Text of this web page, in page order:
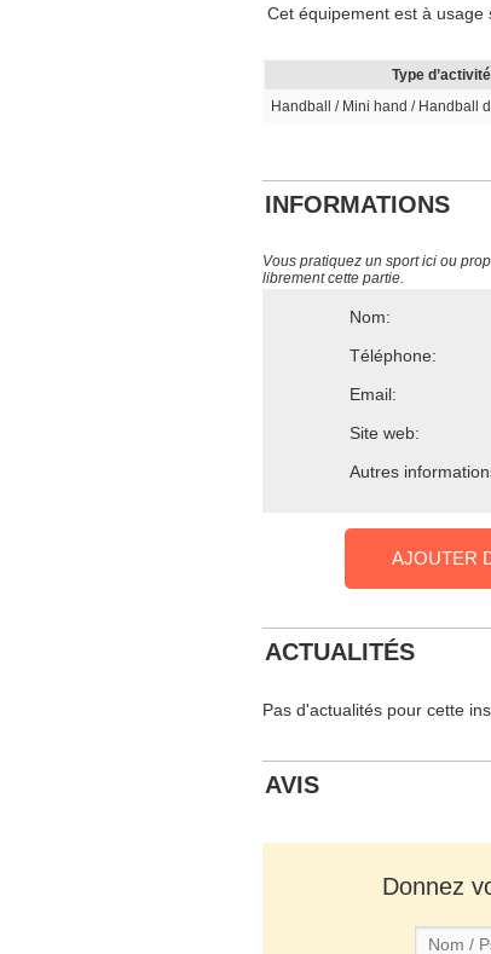
Cet équipement est à usage
Type d’activité
Handball / Mini hand / Handball
INFORMATIONS
Vous pratiquez un sport ici ou
librement cette partie.
Nom:
Téléphone:
Email:
Site web:
Autres
AJOUTER
ACTUALITÉS
Pas d'actualités pour cette
AVIS
Donnez